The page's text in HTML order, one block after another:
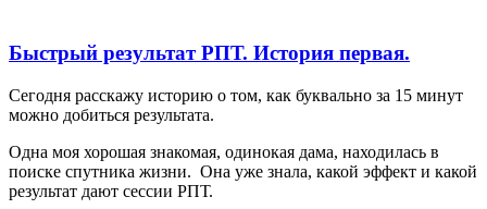
Быстрый результат РПТ. История первая.
Сегодня расскажу историю о том, как буквально за 15 минут
можно добиться результата.
Одна моя хорошая знакомая, одинокая дама, находилась в
поиске спутника жизни. Она уже знала, какой эффект и какой
результат дают сессии РПТ.